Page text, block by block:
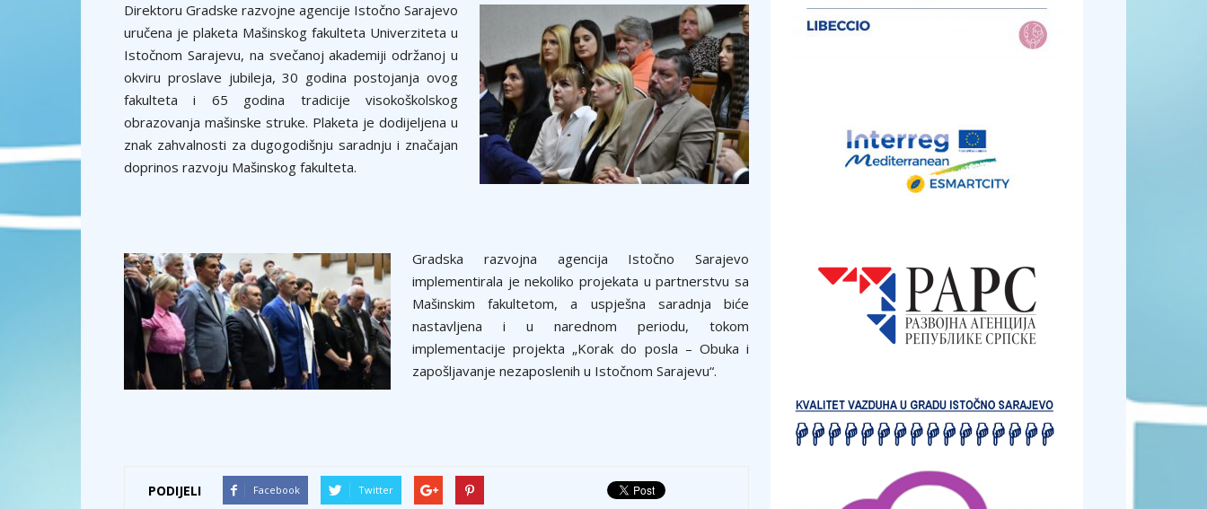
Direktoru Gradske razvojne agencije Istočno Sarajevo
uručena je plaketa Mašinskog fakulteta Univerziteta u
Istočnom Sarajevu, na svečanoj akademiji održanoj u
okviru proslave jubileja, 30 godina postojanja ovog
fakulteta i 65 godina tradicije visokoškolskog
obrazovanja mašinske struke. Plaketa je dodijeljena u
znak zahvalnosti za dugogodišnju saradnju i značajan
doprinos razvoju Mašinskog fakulteta.
Gradska razvojna agencija Istočno Sarajevo
implementirala je nekoliko projekata u partnerstvu sa
Mašinskim fakultetom, a uspješna saradnja biće
nastavljena i u narednom periodu, tokom
implementacije projekta „Korak do posla – Obuka i
zapošljavanje nezaposlenih u Istočnom Sarajevu“.
PODIJELI Facebook Twitter